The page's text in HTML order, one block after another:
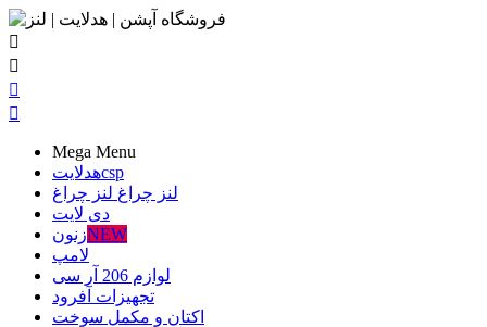




Mega Menu
هدلایتcsp
لنز چراغ لنز چراغ
دی لایت
زنونNEW
لامپ
لوازم 206 آر سی
تجهیزات آفرود
اکتان و مکمل سوخت